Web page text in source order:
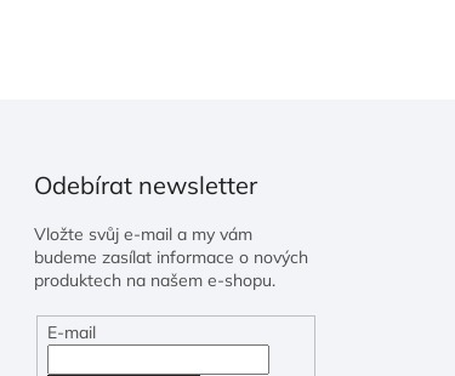
Odebírat newsletter
Vložte svůj e-mail a my vám
budeme zasílat informace o nových
produktech na našem e-shopu.
E-mail